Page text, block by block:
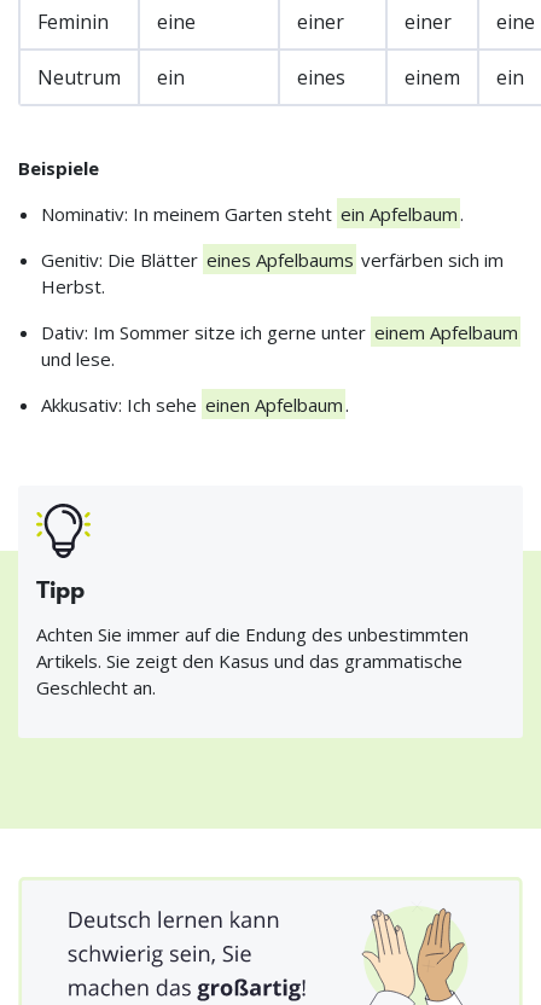
Feminin eine einer einer eine
Neutrum ein eines einem ein
Beispiele
Nominativ: In meinem Garten steht ein Apfelbaum .
Genitiv: Die Blätter eines Apfelbaums verfärben sich im
Herbst.
Dativ: Im Sommer sitze ich gerne unter einem Apfelbaum
und lese.
Akkusativ: Ich sehe einen Apfelbaum .
Tipp
Achten Sie immer auf die Endung des unbestimmten
Artikels. Sie zeigt den Kasus und das grammatische
Geschlecht an.